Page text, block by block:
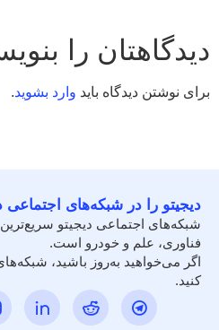
دیدگاهتان را
برای نوشتن دیدگاه باید وارد بشوید.
دیجیتو را در شبکه‌های اجتماعی
شبکه‌های اجتماعی دیجیتو
فناوری، علم و خودرو است.
اگر می‌خواهید به‌روز باشید،
کنید.